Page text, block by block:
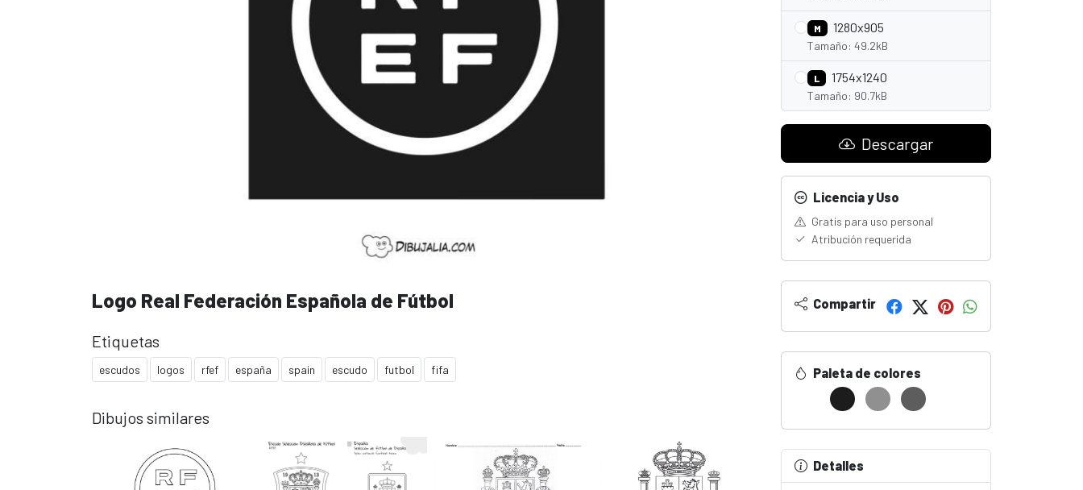
Logo Real Federación Española de Fútbol
Etiquetas
escudos logos rfef españa spain escudo futbol fifa
Dibujos similares
M 1280x905
Tamaño: 49.2kB
L 1754x1240
Tamaño: 90.7kB
Descargar
Licencia y Uso
Gratis para uso personal
Atribución requerida
Compartir
Paleta de colores
Detalles